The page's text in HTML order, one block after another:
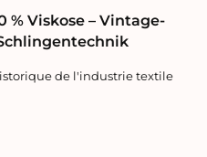
% Viskose – Vintage-
de l'industrie textile